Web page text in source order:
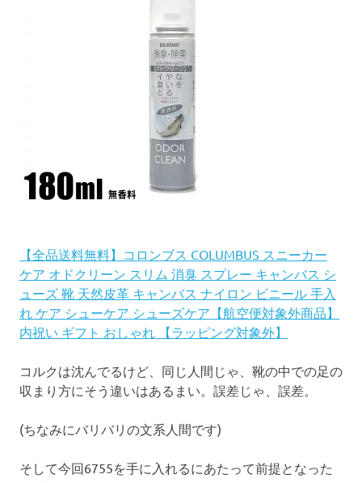
【全品送料無料】コロンブス COLUMBUS スニーカー
ケア オドクリーン スリム 消臭 スプレー キャンバス シ
ューズ 靴 天然皮革 キャンバス ナイロン ビニール 手入
れ ケア シューケア シューズケア【航空便対象外商品】
内祝い ギフト おしゃれ 【ラッピング対象外】
コルクは沈んでるけど、同じ人間じゃ、靴の中での足の
収まり方にそう違いはあるまい。誤差じゃ、誤差。
(ちなみにバリバリの文系人間です)
そして今回6755を手に入れるにあたって前提となった